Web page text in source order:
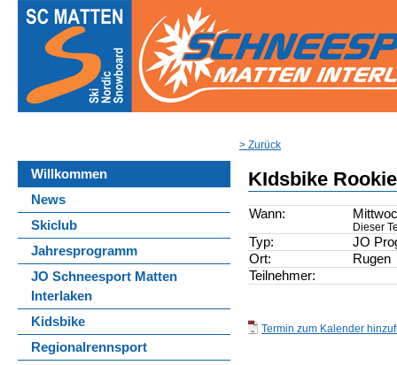
Willkommen
News
Skiclub
Jahresprogramm
JO Schneesport Matten
Interlaken
Kidsbike
Regionalrennsport
> Zurück
KIdsbike
Wann:
Dieser
Typ:
JO
Ort:
Rugen
Teilnehmer:
Termin zum Kalender